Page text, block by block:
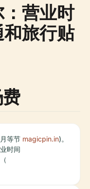
营业时
旅行贴
等节
时间
magicpin.in)。